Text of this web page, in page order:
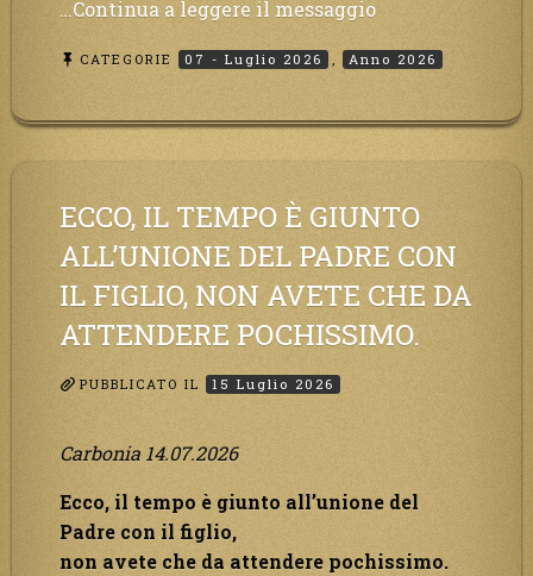
…Continua a leggere il messaggio“Avete
pochi
per
perdete
tempo,
la
sciagura
arriverà
all’improvviso
si
preparato
CATEGORIE 07 - Luglio 2026 Anno 2026
ECCO, IL TEMPO È GIUNTO
ALL’UNIONE DEL PADRE CON
IL FIGLIO, NON AVETE CHE DA
ATTENDERE POCHISSIMO.
PUBBLICATO IL 15 Luglio 2026
Carbonia 14.07.2026
Ecco, il tempo è giunto all’unione del
Padre con il figlio,
non avete che da attendere pochissimo.